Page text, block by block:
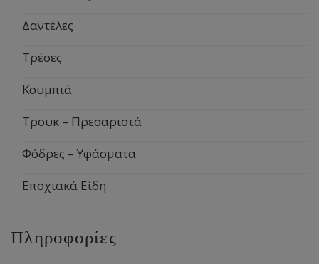
Δαντέλες
Τρέσες
Κουμπιά
Τρουκ – Πρεσαριστά
Φόδρες – Υφάσματα
Εποχιακά Είδη
Πληροφορίες